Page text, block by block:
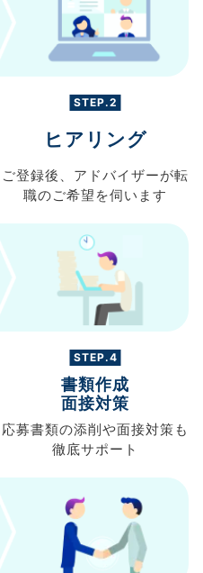
STEP.2
ヒアリング
ご登録後、 アドバイザーが転
職のご希望を伺います
STEP.4
書類作成
面接対策
応募書類の添削や面接対策も
徹底サポート